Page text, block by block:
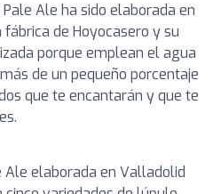
Ale ha sido elaborada en
de Hoyocasero y su
porque emplean el agua
de un pequeño porcentaje
que te encantarán y que te
Ale elaborada en Valladolid